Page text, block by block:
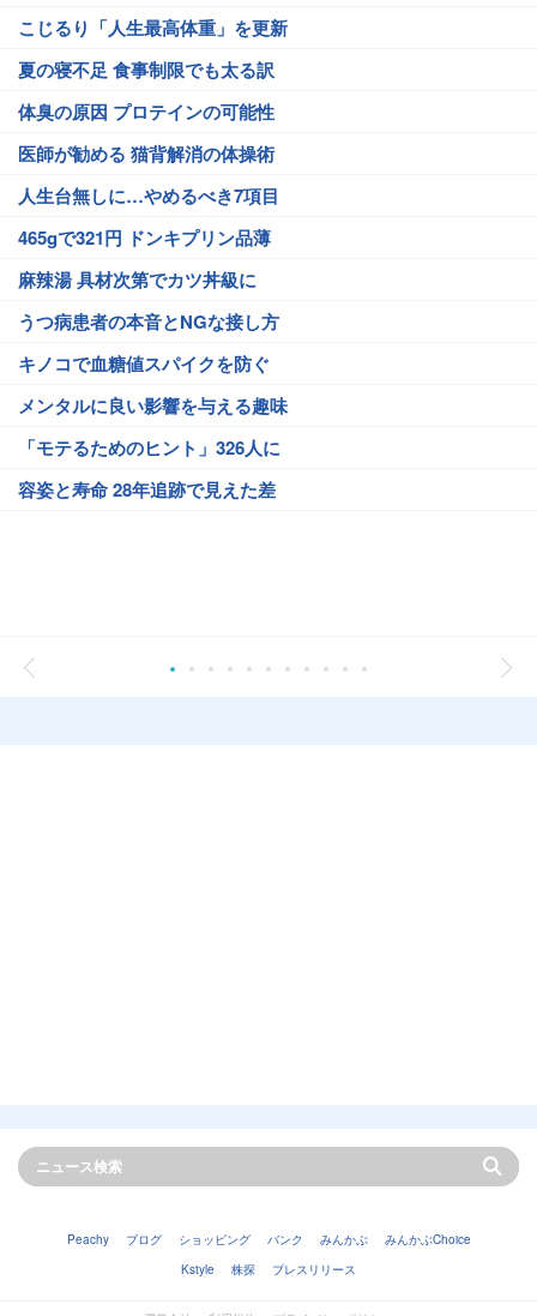
こじるり「人生最高体重」を更新
夏の寝不足 食事制限でも太る訳
体臭の原因 プロテインの可能性
医師が勧める 猫背解消の体操術
人生台無しに…やめるべき7項目
465gで321円 ドンキプリン品薄
麻辣湯 具材次第でカツ丼級に
うつ病患者の本音とNGな接し方
キノコで血糖値スパイクを防ぐ
メンタルに良い影響を与える趣味
「モテるためのヒント」326人に
容姿と寿命 28年追跡で見えた差
Peachy ブログ ショッピング バンク みんかぶ
みんかぶChoice
Kstyle
株探 プレスリリース